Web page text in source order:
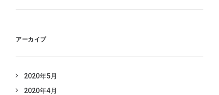
アーカイブ
2020年5月
2020年4月